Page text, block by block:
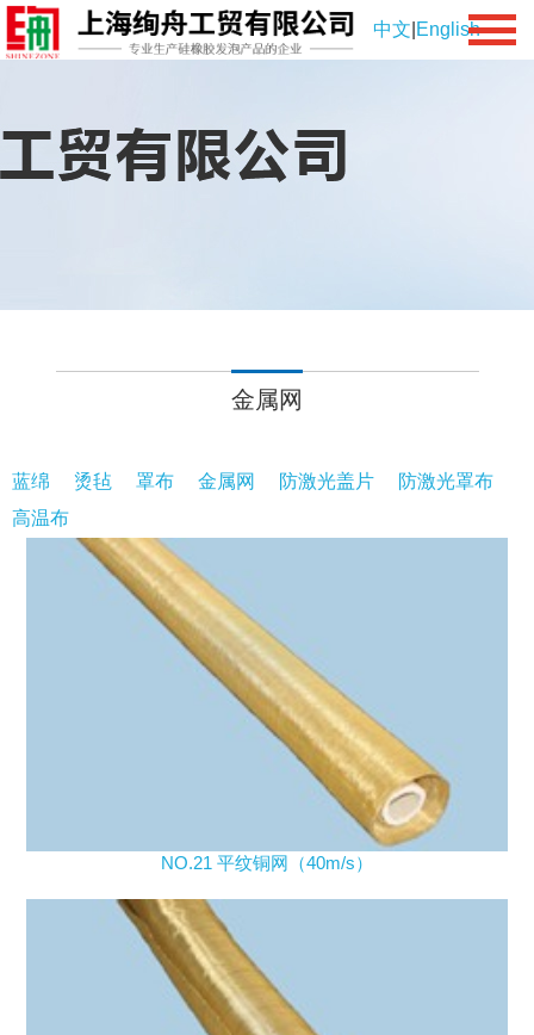
中文 English
金属网
蓝绵 烫毡 罩布 金属网 防激光盖片
防激光罩布
高温布
NO.21 平纹铜网（40m/s）